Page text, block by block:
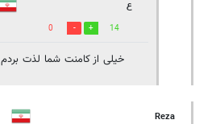
ع
14
0
خیلی از کامنت شما لذت بردم
Reza